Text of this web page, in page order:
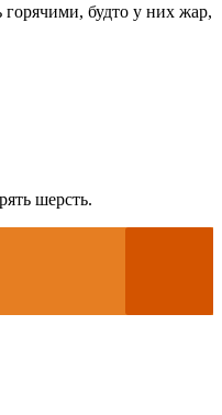
горячими, будто у них жар,
шерсть.